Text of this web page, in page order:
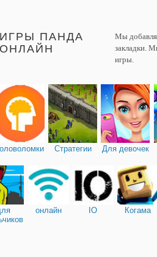
ИГРЫ ПАНДА
ОНЛАЙН
Мы
закладки.
игры.
Стратегии Для девочек
онлайн IO Когама